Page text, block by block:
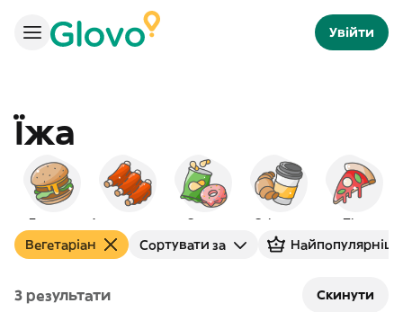
Увійти
Їжа
Бургери Снеки Сніданок Піца
Вегетаріан Сортувати за
3 результати Скинути